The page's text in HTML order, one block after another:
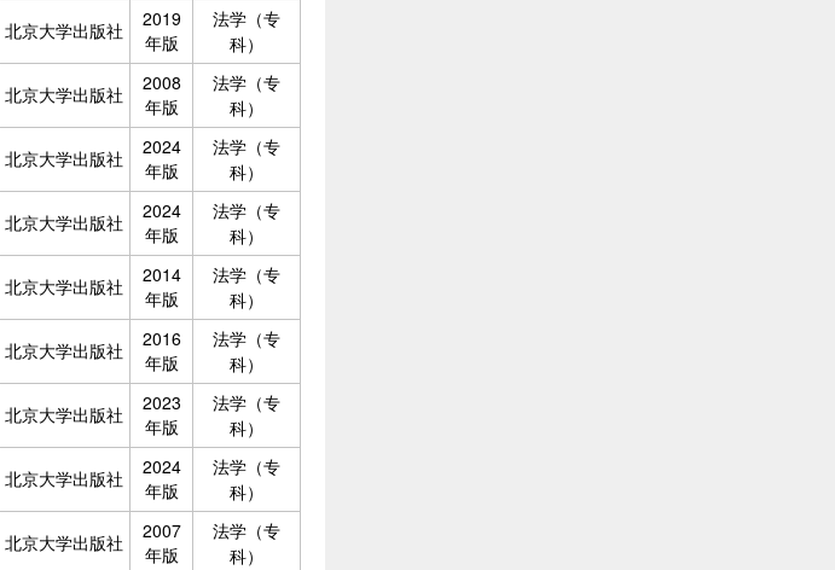
北京大学出版社
2019
年版
法学（专
科）
北京大学出版社
2008
年版
法学（专
科）
北京大学出版社
2024
年版
法学（专
科）
北京大学出版社
2024
年版
法学（专
科）
北京大学出版社
2014
年版
法学（专
科）
北京大学出版社
2016
年版
法学（专
科）
北京大学出版社
2023
年版
法学（专
科）
北京大学出版社
2024
年版
法学（专
科）
北京大学出版社
2007
年版
法学（专
科）